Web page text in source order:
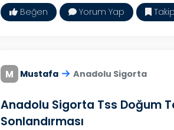
Beğen Yorum Yap
M Mustafa Anadolu Sigorta
Anadolu Sigorta Tss Doğum
Sonlandırması